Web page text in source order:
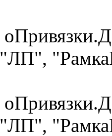
"ЛП",
"ЛП",